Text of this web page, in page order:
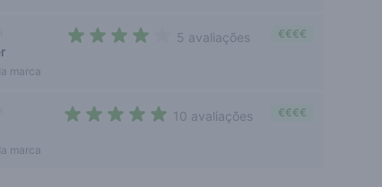
marca
5 avaliações €€€€
marca
10 avaliações €€€€